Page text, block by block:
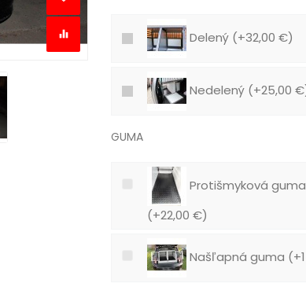
Delený (+32,00 €)
Nedelený (+25,00
GUMA
Protišmyková
(+22,00 €)
Našľapná guma